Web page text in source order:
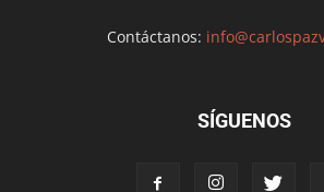
Contáctanos:
SÍGUENOS